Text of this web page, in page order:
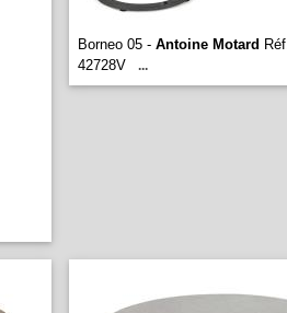
Borneo 05 - Antoine Motard
42728V
...